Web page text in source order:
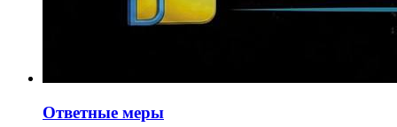
Ответные меры